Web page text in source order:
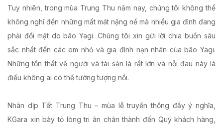
Tuy nhiên, trong mùa Trung Thu năm nay, chúng tôi không thể
không nghĩ đến những mất mát nặng nề mà nhiều gia đình đang
phải đối mặt do bão Yagi. Chúng tôi xin gửi lời chia buồn sâu
sắc nhất đến các em nhỏ và gia đình nạn nhân của bão Yagi.
Những tổn thất về người và tài sản là rất lớn và nỗi đau này là
điều không ai có thể tưởng tượng nổi.
Nhân dịp Tết Trung Thu – mùa lễ truyền thống đầy ý nghĩa,
KGara xin bày tỏ lòng tri ân chân thành đến Quý khách hàng,